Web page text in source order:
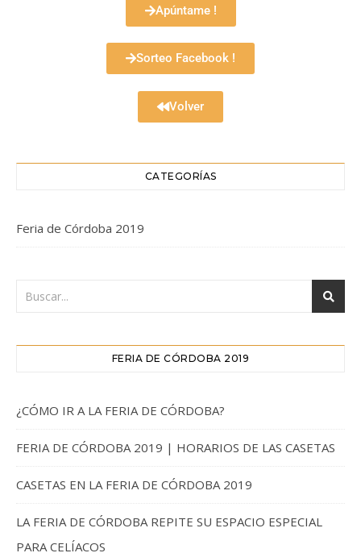
Apúntame !
Sorteo Facebook !
Volver
CATEGORÍAS
Feria de Córdoba 2019
FERIA DE CÓRDOBA 2019
¿CÓMO IR A LA FERIA DE CÓRDOBA?
FERIA DE CÓRDOBA 2019 | HORARIOS DE LAS CASETAS
CASETAS EN LA FERIA DE CÓRDOBA 2019
LA FERIA DE CÓRDOBA REPITE SU ESPACIO ESPECIAL
PARA CELÍACOS